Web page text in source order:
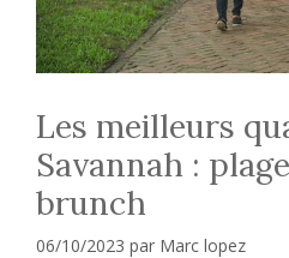
Les meilleurs
Savannah :
brunch
06/10/2023 par Marc lopez